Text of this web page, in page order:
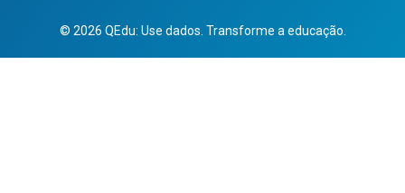
© 2026 QEdu: Use dados. Transforme a educação.